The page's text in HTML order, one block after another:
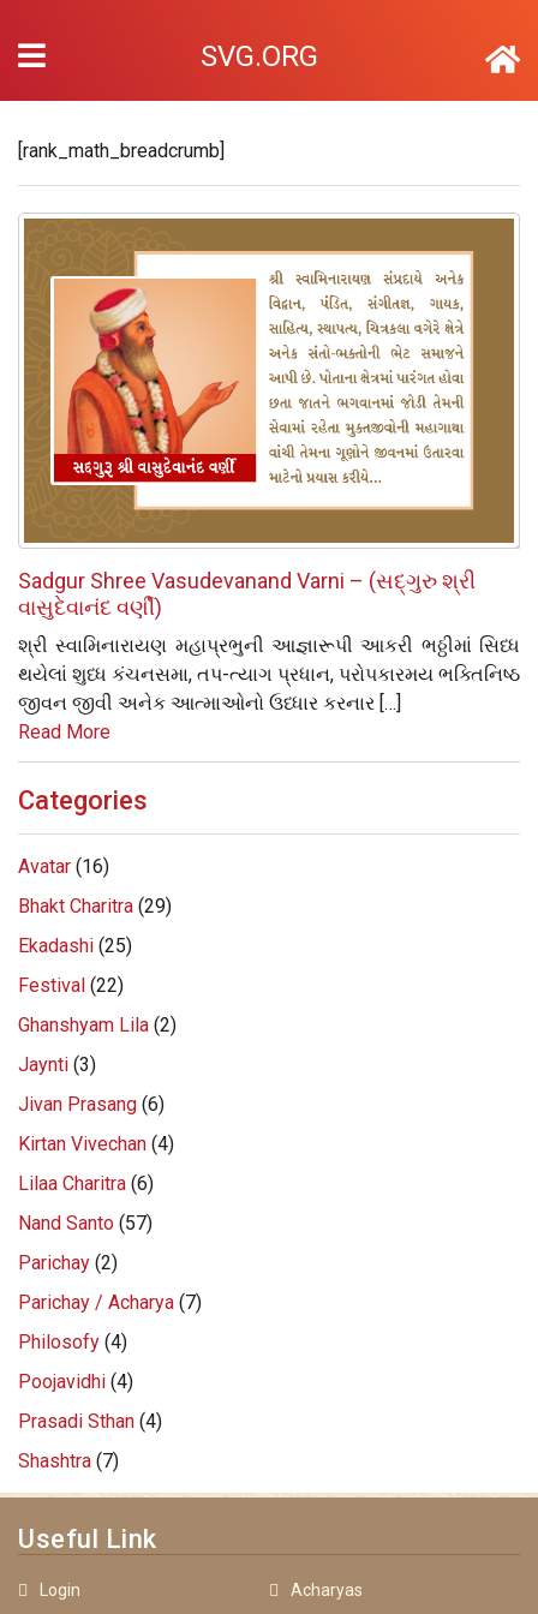
SVG.ORG
[rank_math_breadcrumb]
Sadgur Shree Vasudevanand Varni – (સદ્‌ગુરુ શ્રી
વાસુદેવાનંદ વર્ણી)
શ્રી સ્વામિનારાયણ મહાપ્રભુની આજ્ઞારૂપી આકરી ભઠ્ઠીમાં સિધ્ધ
થયેલાં શુધ્ધ કંચનસમા, તપ-ત્યાગ પ્રધાન, પરોપકારમય ભક્તિનિષ્ઠ
જીવન જીવી અનેક આત્માઓનો ઉધ્ધાર કરનાર […]
Read More
Categories
Avatar (16)
Bhakt Charitra (29)
Ekadashi (25)
Festival (22)
Ghanshyam Lila (2)
Jaynti (3)
Jivan Prasang (6)
Kirtan Vivechan (4)
Lilaa Charitra (6)
Nand Santo (57)
Parichay (2)
Parichay / Acharya (7)
Philosofy (4)
Poojavidhi (4)
Prasadi Sthan (4)
Shashtra (7)
Useful Link
Login
Acharyas